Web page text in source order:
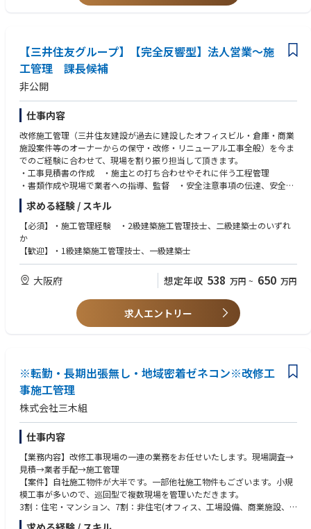
修繕ニーズにもこたえていくことができる企業様です。グループの南海電
鉄のみならず鉄道土木のスペシャリストとして安全・安心の社会を創造す
ることを目指します。
建築・土木は担当部門を分けております。ご経験に応じての配属となりま
す。
※規定により6か月間の試用期間中は契約社員雇用となります。6か月後は
基本的に正社員登用されます。
【三井住友グループ】【完全反響型】法人営業～施
工管理 課長候補
非公開
仕事内容
改修施工管理（三井住友建設が過去に建設したオフィスビル・倉庫・商業
施設案件等のオーナーからの保守・改修・リニューアル工事全般）を今ま
でのご経験に合わせて、現場を割り振り担当して頂きます。
・工事見積書の作成 ・施主との打ち合わせやそれに伴う工程管理
・書類作成や現場で業者への指導、監督 ・安全注意事項の伝達、安全管
理
・工事原価管理
求める経験 / スキル
【必須】・施工管理経験 ・2級建築施工管理技士、二級建築士のいずれ
か
【歓迎】・1級建築施工管理技士、一級建築士
大阪府 想定年収 538 万円 ~ 650 万円
求人エントリー
※転勤・長期出張無し・地域密着ゼネコン※改修工
事施工管理
株式会社三木組
仕事内容
【業務内容】改修工事現場の一連の業務をお任せいたします。現場調査→
見積→業者手配→施工管理
【案件】自社施工物件が大半です。一部他社施工物件もございます。小規
模工事が多いので、巡回型で複数現場を管理いただきます。
3割：住宅・マンション、7割：非住宅(オフィス、工場設備、商業施設、
福祉施設、手難ビル、学校、幼稚園など）